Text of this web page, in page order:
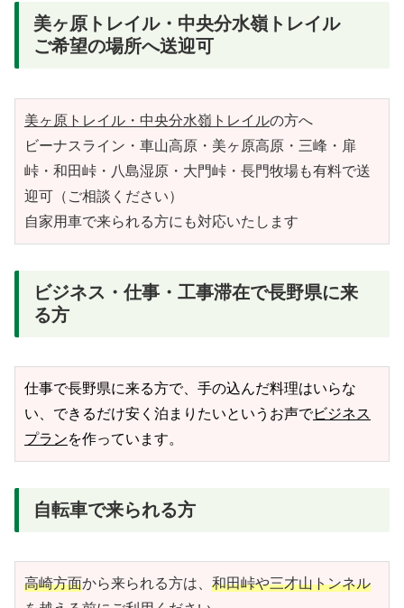
美ヶ原トレイル・中央分水嶺トレイル
ご希望の場所へ送迎可
美ヶ原トレイル・中央分水嶺トレイルの方へ
ビーナスライン・車山高原・美ヶ原高原・三峰・扉
峠・和田峠・八島湿原・大門峠・長門牧場も有料で送
迎可（ご相談ください）
自家用車で来られる方にも対応いたします
ビジネス・仕事・工事滞在で長野県に来
る方
仕事で長野県に来る方で、手の込んだ料理はいらな
い、できるだけ安く泊まりたいというお声でビジネス
プランを作っています。
自転車で来られる方
高崎方面から来られる方は、 和田峠や三才山トンネル